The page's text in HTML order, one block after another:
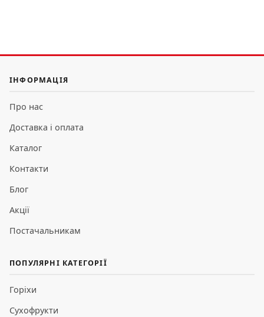
ІНФОРМАЦІЯ
Про нас
Доставка і оплата
Каталог
Контакти
Блог
Акції
Постачальникам
ПОПУЛЯРНІ КАТЕГОРІЇ
Горіхи
Сухофрукти